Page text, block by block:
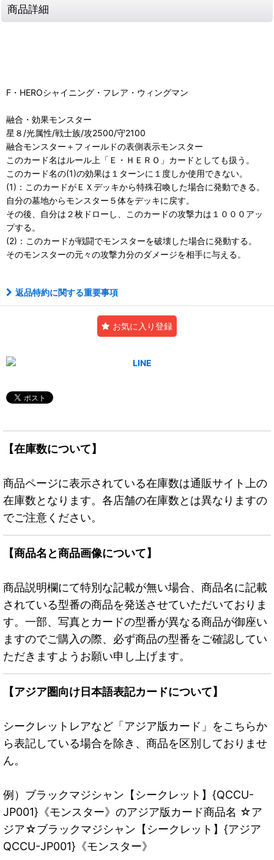
商品詳細
F・HEROシャイニング・フレア・ウィングマン
融合・効果モンスター
星８/光属性/戦士族/攻2500/守2100
融合モンスター＋フィールドの表側表示モンスター
このカード名はルール上「Ｅ・ＨＥＲＯ」カードとしても扱う。
このカード名の(1)の効果は１ターンに１度しか使用できない。
(1)：このカードがＥＸデッキから特殊召喚した場合に発動できる。
自分の墓地からモンスター５体をデッキに戻す。
その後、自分は２枚ドローし、このカードの攻撃力は１０００アッ
プする。
(2)：このカードが戦闘でモンスターを破壊した場合に発動する。
そのモンスターの元々の攻撃力分のダメージを相手に与える。
返品特約に関する重要事項
お気に入り登録
【在庫数について】
商品ページに表示されている在庫数は通販サイト上の
在庫数となります。各店舗の在庫数とは異なりますの
でご注意ください。
【商品名と商品画像について】
商品説明欄にて特別な記載が無い場合、商品名に記載
されている型番の商品を発送させていただいておりま
す。一部、写真とカードの型番が異なる商品が御座い
ますのでご購入の際、必ず商品の型番をご確認してい
ただきますようお願い申し上げます。
【アジア圏向け日本語表記カードについて】
シークレットレアなど「アジア版カード」をこちらか
ら表記している場合を除き、商品を区別しておりませ
ん。
例）ブラックマジシャン【シークレット】{QCCU-
JP001}《モンスター》のアジア版カード商品名 ☆ア
ジア☆ブラックマジシャン【シークレット】{アジア
QCCU-JP001}《モンスター》